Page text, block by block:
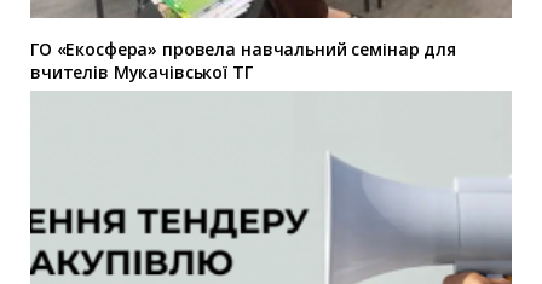
ГО «Екосфера» провела навчальний семінар для
вчителів Мукачівської ТГ